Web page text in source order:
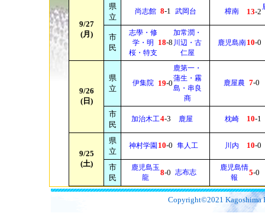
9/27
(月)
県
立
尚志館 8-1 武岡台 樟南 13-2
市
民
志學・修
学・明
桜・特支
18-8
加常潤・
川辺・古
仁屋
鹿児島南10-0
9/26
(日)
県
立
伊集院 19-0
鹿第一・
蒲生・霧
島・串良
商
鹿屋農 7-0
市
民
加治木工4-3 鹿屋 枕崎 10-1
9/25
(土)
県
立
神村学園 10-0 隼人工 川内 10-0
市
民
鹿児島玉
龍
8-0 志布志
鹿児島情
報
5-0
Copyright©2021 Kagoshima